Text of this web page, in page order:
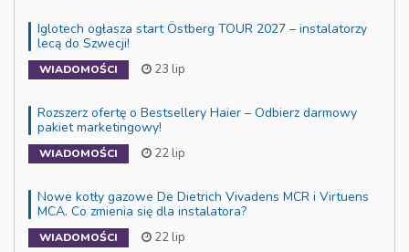
Iglotech ogłasza start Östberg TOUR 2027 – instalatorzy
lecą do Szwecji!
WIADOMOŚCI 23 lip
Rozszerz ofertę o Bestsellery Haier – Odbierz darmowy
pakiet marketingowy!
WIADOMOŚCI 22 lip
Nowe kotły gazowe De Dietrich Vivadens MCR i Virtuens
MCA. Co zmienia się dla instalatora?
WIADOMOŚCI 22 lip